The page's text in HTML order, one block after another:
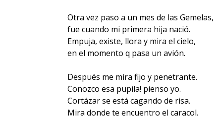
Otra vez paso a un mes de las Gemelas,
fue cuando mi primera hija nació.
Empuja, existe, llora y mira el cielo,
en el momento q pasa un avión.
Después me mira fijo y penetrante.
Conozco esa pupila! pienso yo.
Cortázar se está cagando de risa.
Mira donde te encuentro el caracol.